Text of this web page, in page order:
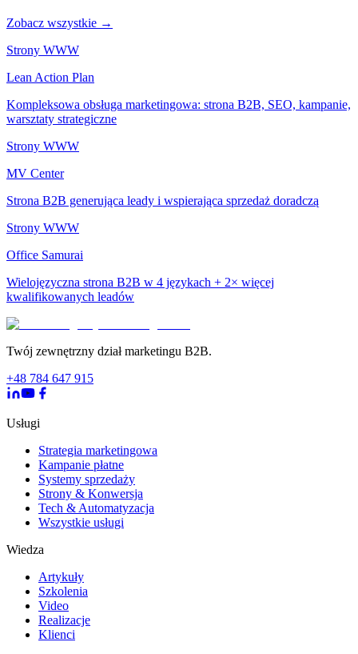
Zobacz wszystkie →
Strony WWW
Lean Action Plan
Kompleksowa obsługa marketingowa: strona B2B, SEO, kampanie,
warsztaty strategiczne
Strony WWW
MV Center
Strona B2B generująca leady i wspierająca sprzedaż doradczą
Strony WWW
Office Samurai
Wielojęzyczna strona B2B w 4 językach + 2× więcej
kwalifikowanych leadów
Twój zewnętrzny dział marketingu B2B.
+48 784 647 915
Usługi
Strategia marketingowa
Kampanie płatne
Systemy sprzedaży
Strony & Konwersja
Tech & Automatyzacja
Wszystkie usługi
Wiedza
Artykuły
Szkolenia
Video
Realizacje
Klienci